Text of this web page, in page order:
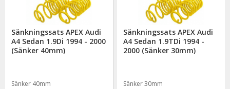
Sänkningssats APEX Audi
A4 Sedan 1.9Di 1994 - 2000
(Sänker 40mm)
Sänker 40mm
Sänkningssats APEX Audi
A4 Sedan 1.9TDi 1994 -
2000 (Sänker 30mm)
Sänker 30mm